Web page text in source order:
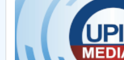
MENIU CANTINA
Propuneri casări
Propuneri casări obiecte